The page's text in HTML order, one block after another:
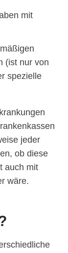
mit
(ist nur von
spezielle
jeder
ob diese
auch mit
wäre.